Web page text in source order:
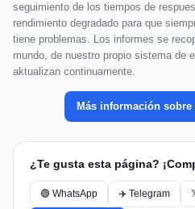
seguimiento de los tiempos de
rendimiento degradado para que
tiene problemas. Los informes se
mundo, de nuestro propio sistema de
aktualizan continuamente.
Más información
¿Te gusta esta página?
🟢 WhatsApp ✈️ Telegram